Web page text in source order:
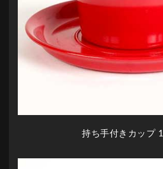
持ち手付きカップ